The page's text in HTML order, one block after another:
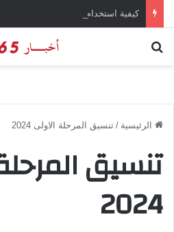
الرئيسية / تنسيق المرحلة الاولى 2024
تنسيق
2024